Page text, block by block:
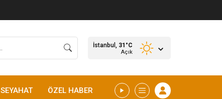
İstanbul, 31 °C
Açık
SEYAHAT ÖZEL HABER